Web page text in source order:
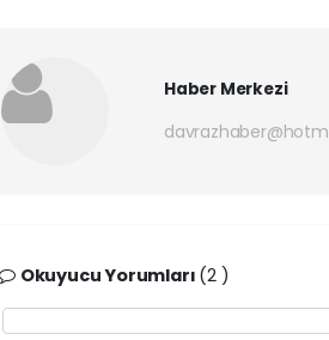
Haber Merkezi
Okuyucu Yorumları (2 )